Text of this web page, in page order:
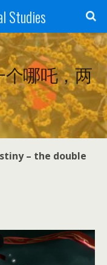
Studies
哪吒，两
– the double